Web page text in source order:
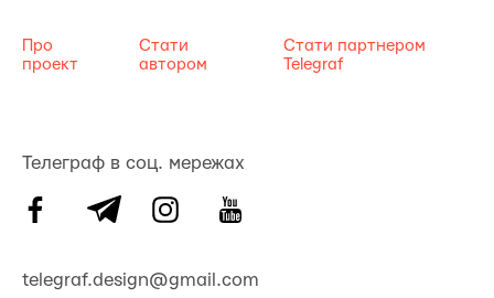
Про
проект
Стати
автором
Стати партнером
Telegraf
Телеграф в соц. мережах
telegraf.design@gmail.com